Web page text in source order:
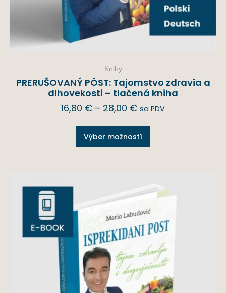
Knihy
PRERUŠOVANÝ PÔST: Tajomstvo zdravia a
dlhovekosti – tlačená kniha
16,80 € – 28,00 € sa PDV
Výber možností